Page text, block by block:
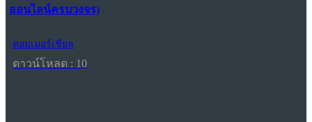
ออนไลน์ครบวงจร)
คอมเมอร์เชียล
ดาวน์โหลด : 10